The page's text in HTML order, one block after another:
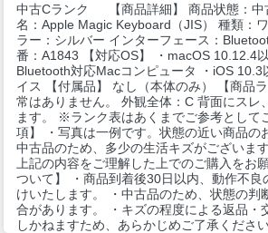
中古Cランク 【商品詳細】 商品状態：中
名：Apple Magic Keyboard（JIS） 種類：
ラー：シルバー インターフェース：
番：A1843 【対応OS】 ・macOS 10.12.4
Bluetooth対応Macコンピュータ ・iOS 10.3
イス 【付属品】 なし（本体のみ） 【商品
常はありません。 外観全体：C 背面にスレ
ます。 ※ランク表はあくまでご参考として
項】 ・写真は一例です。状態の近い商品の
中古品のため、多少の生活キズがございま
上記の内容をご理解した上でのご購入をお
ついて】 ・商品到着後30日以内、動作不良
けいたします。 ・中古品のため、状態の判
合があります。 ・キズの程度による返品・
しかねますため、あらかじめご了承くださ